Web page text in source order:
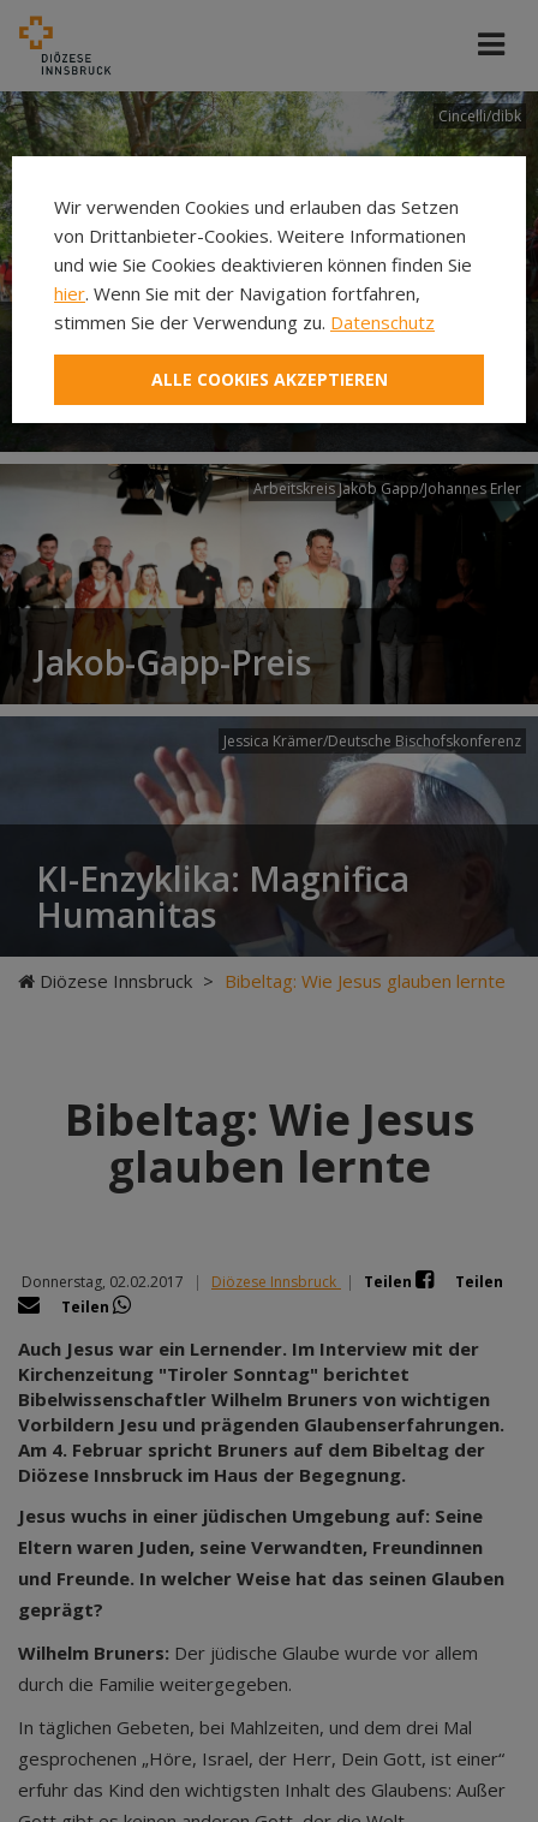
Cincelli/dibk
Neuer Pilgerweg Via
Laudato si’
Arbeitskreis Jakob Gapp/Johannes Erler
Jakob-Gapp-Preis
Jessica Krämer/Deutsche Bischofskonferenz
KI-Enzyklika: Magnifica
Humanitas
Diözese Innsbruck > Bibeltag: Wie Jesus glauben lernte
Bibeltag: Wie Jesus
glauben lernte
Donnerstag, 02.02.2017 | Diözese Innsbruck | Teilen
Teilen
Teilen
Auch Jesus war ein Lernender. Im Interview mit der
Kirchenzeitung "Tiroler Sonntag" berichtet
Bibelwissenschaftler Wilhelm Bruners von wichtigen
Vorbildern Jesu und prägenden Glaubenserfahrungen.
Am 4. Februar spricht Bruners auf dem Bibeltag der
Diözese Innsbruck im Haus der Begegnung.
Jesus wuchs in einer jüdischen Umgebung auf: Seine
Eltern waren Juden, seine Verwandten, Freundinnen
und Freunde. In welcher Weise hat das seinen Glauben
geprägt?
Wilhelm Bruners: Der jüdische Glaube wurde vor allem
durch die Familie weitergegeben.
In täglichen Gebeten, bei Mahlzeiten, und dem drei Mal
gesprochenen „Höre, Israel, der Herr, Dein Gott, ist einer“
erfuhr das Kind den wichtigsten Inhalt des Glaubens: Außer
Wir verwenden Cookies und erlauben das Setzen
von Drittanbieter-Cookies. Weitere Informationen
und wie Sie Cookies deaktivieren können finden Sie
hier. Wenn Sie mit der Navigation fortfahren,
stimmen Sie der Verwendung zu. Datenschutz
ALLE COOKIES AKZEPTIEREN